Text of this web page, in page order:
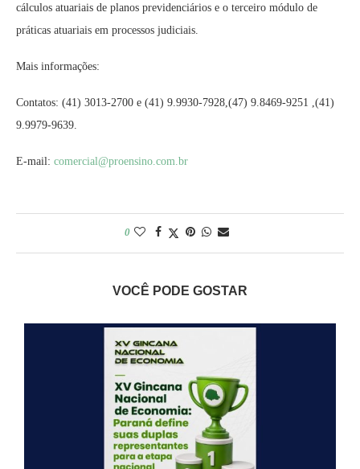
cálculos atuariais de planos previdenciários e o terceiro módulo de
práticas atuariais em processos judiciais.
Mais informações:
Contatos: (41) 3013-2700 e (41) 9.9930-7928,(47) 9.8469-9251 ,(41)
9.9979-9639.
E-mail: comercial@proensino.com.br
0
VOCÊ PODE GOSTAR